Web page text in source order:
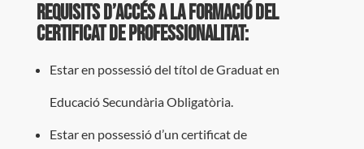
Requisits d’accés a la formació del
certificat de professionalitat:
Estar en possessió del títol de Graduat en
Educació Secundària Obligatòria.
Estar en possessió d’un certificat de